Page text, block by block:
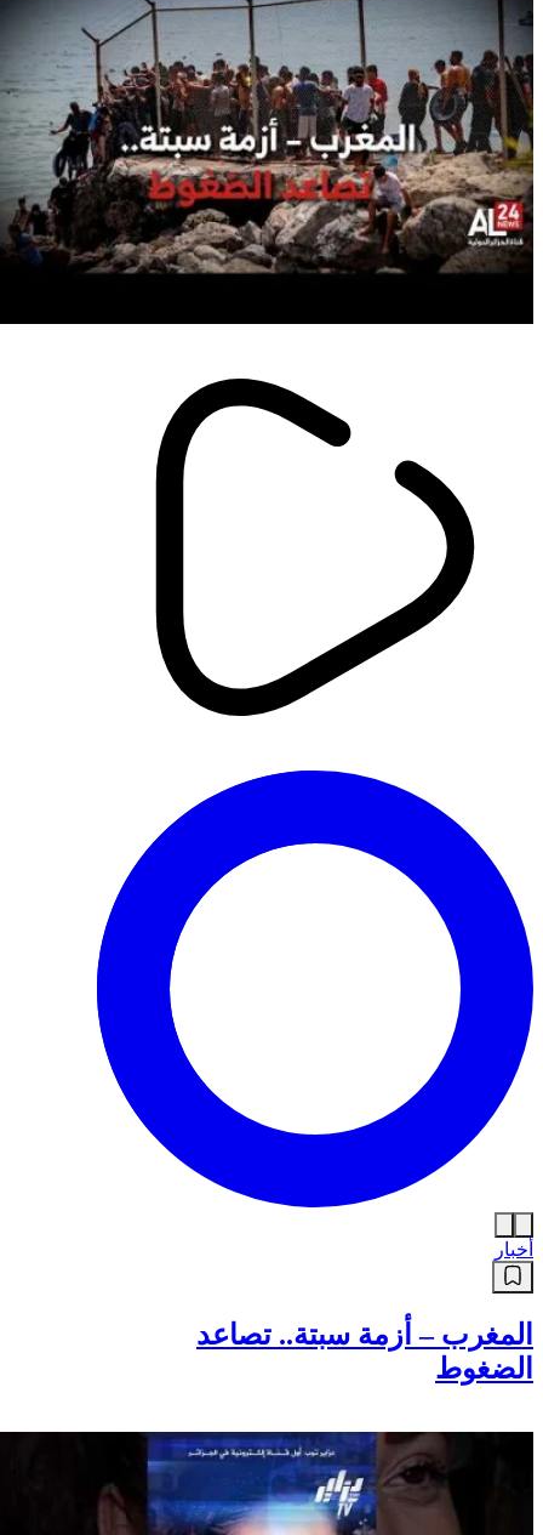
أخبار
المغرب – أزمة سبتة.. تصاعد
الضغوط